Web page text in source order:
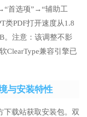
首选项”→“辅助工
类PDF打开速度从1.8
。注意：该调整不影
ClearType兼容引擎已
与安装特性
下载站获取安装包。双